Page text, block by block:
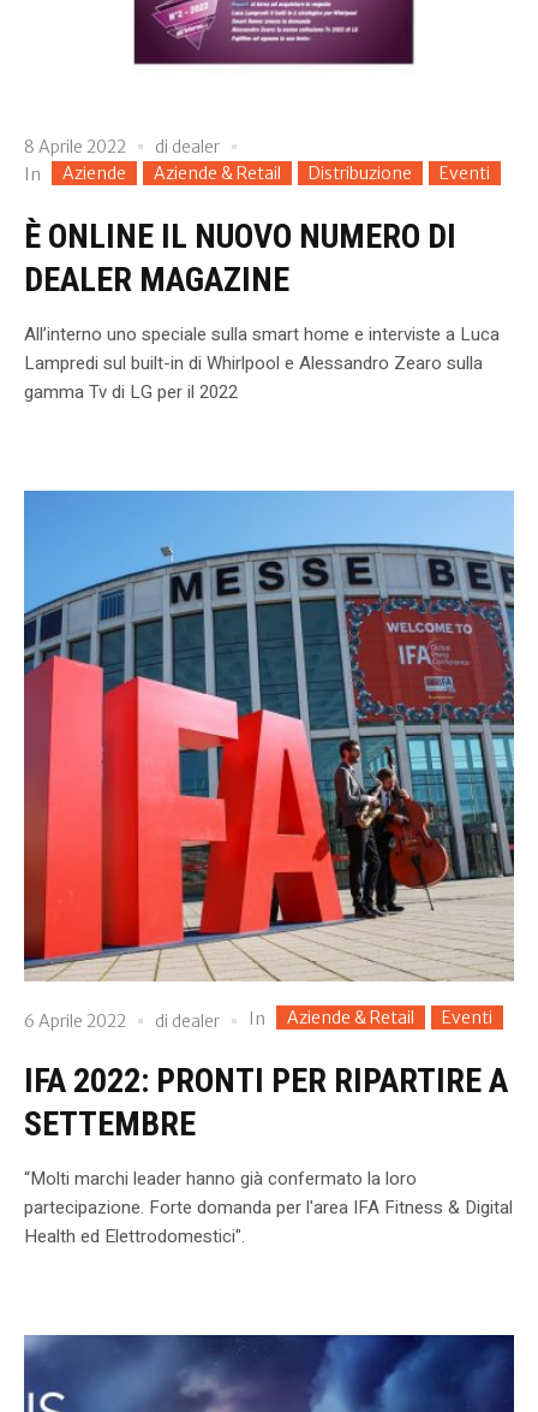
8 Aprile 2022 di dealer
In
Aziende Aziende & Retail Distribuzione Eventi
È ONLINE IL NUOVO NUMERO DI
DEALER MAGAZINE
All’interno uno speciale sulla smart home e interviste a Luca
Lampredi sul built-in di Whirlpool e Alessandro Zearo sulla
gamma Tv di LG per il 2022
6 Aprile 2022 di dealer In Aziende & Retail Eventi
IFA 2022: PRONTI PER RIPARTIRE A
SETTEMBRE
“Molti marchi leader hanno già confermato la loro
partecipazione. Forte domanda per l'area IFA Fitness & Digital
Health ed Elettrodomestici".